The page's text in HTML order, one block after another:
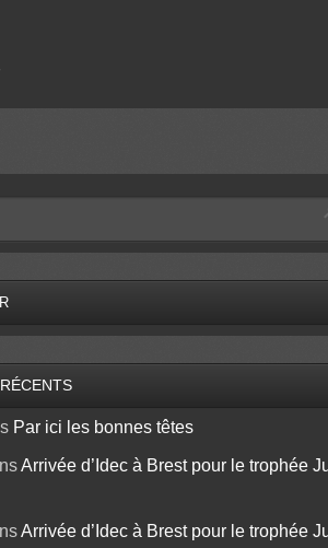
Par ici les bonnes têtes
Arrivée d’Idec à Brest pour le trophée
Arrivée d’Idec à Brest pour le trophée